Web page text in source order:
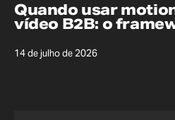
Quando usar
vídeo B2B: o
14 de julho de 2026